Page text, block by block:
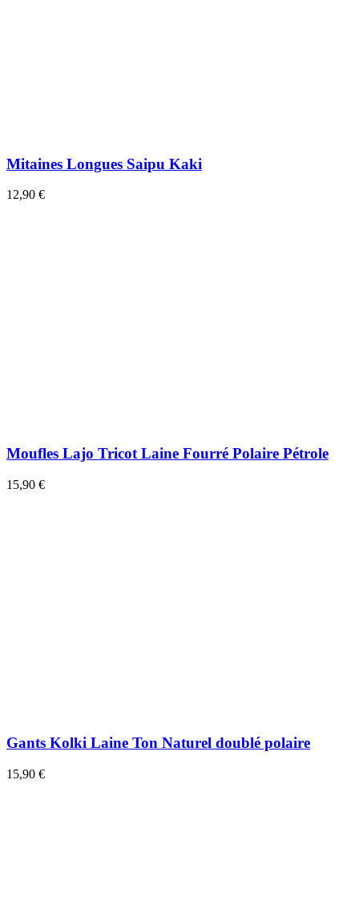
Mitaines Longues Saipu Kaki
12,90 €
Moufles Lajo Tricot Laine Fourré Polaire Pétrole
15,90 €
Gants Kolki Laine Ton Naturel doublé polaire
15,90 €